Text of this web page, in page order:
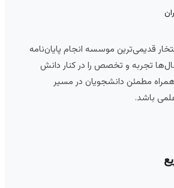
قدیمی‌ترین موسسه انجام پایان‌نامه
تجربه و تخصص را در کنار دانش
همراه مطمئن دانشجویان در مسیر
باشد.